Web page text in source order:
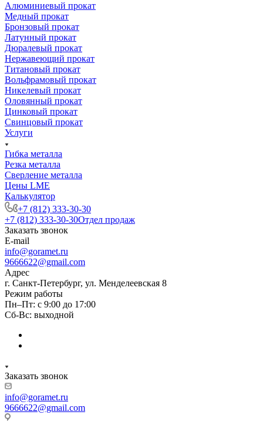
Алюминиевый прокат
Медный прокат
Бронзовый прокат
Латунный прокат
Дюралевый прокат
Нержавеющий прокат
Титановый прокат
Вольфрамовый прокат
Никелевый прокат
Оловянный прокат
Цинковый прокат
Свинцовый прокат
Услуги
Гибка металла
Резка металла
Сверление металла
Цены LME
Калькулятор
+7 (812) 333-30-30
+7 (812) 333-30-30Отдел продаж
Заказать звонок
E-mail
info@goramet.ru
9666622@gmail.com
Адрес
г. Санкт-Петербург, ул. Менделеевская 8
Режим работы
Пн–Пт: с 9:00 до 17:00
Сб-Вс: выходной
Заказать звонок
info@goramet.ru
9666622@gmail.com